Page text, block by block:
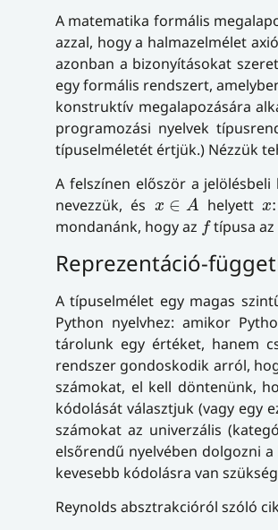
A matematika formális
azzal, hogy a halmazelmélet
azonban a bizonyításokat
egy formális rendszert,
konstruktív megalapozására
programozási nyelvek
típuselméletét értjük.) Nézzük
A felszínen először a
nevezzük, és
x ∈ A
x∈A helyettx:
x:
mondanánk, hogy az f
ftípusa az
Reprezentáció-
A típuselmélet egy magas
Python nyelvhez: amikor
tárolunk egy értéket, hanem
rendszer gondoskodik arról,
számokat, el kell döntenünk,
kódolását választjuk (vagy egy
számokat az univerzális
elsőrendű nyelvében dolgozni
kevesebb kódolásra van
Reynolds absztrakcióról szóló